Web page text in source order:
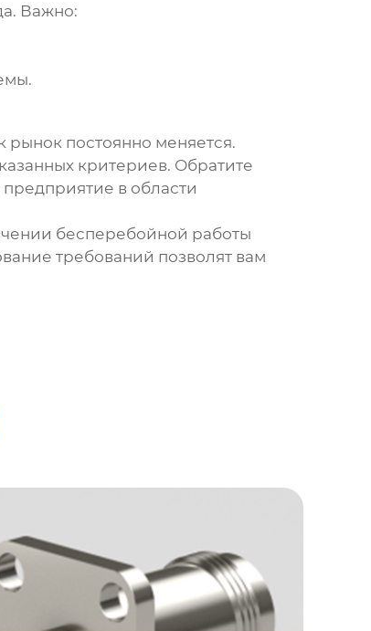
Важно:
постоянно меняется.
критериев. Обратите
в области
бесперебойной работы
требований позволят вам